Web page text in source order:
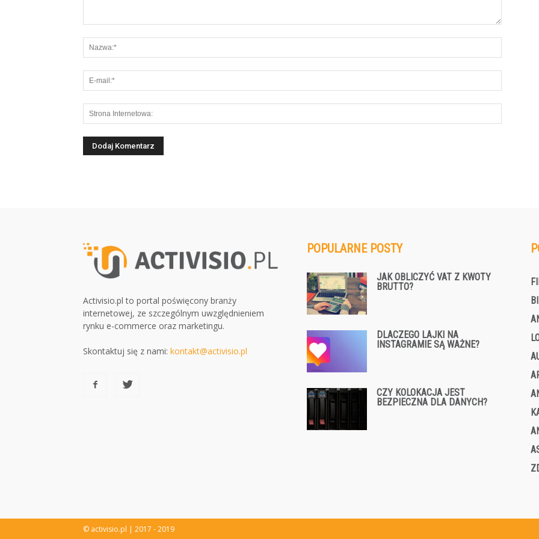
Activisio.pl to portal poświęcony branży
internetowej, ze szczególnym uwzględnieniem
rynku e-commerce oraz marketingu.
Skontaktuj się z nami: kontakt@activisio.pl
POPULARNE POSTY
JAK OBLICZYĆ VAT Z KWOTY
BRUTTO?
DLACZEGO LAJKI NA
INSTAGRAMIE SĄ WAŻNE?
CZY KOLOKACJA JEST
BEZPIECZNA DLA DANYCH?
© activisio.pl | 2017 - 2019